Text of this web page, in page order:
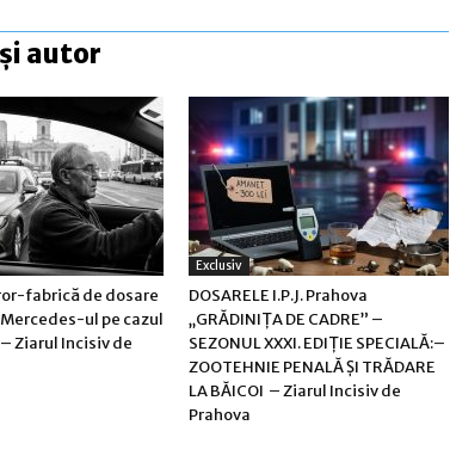
autor
fabrică de dosare
ul pe cazul
Ziarul Incisiv de
Exclusiv
DOSARELE I.P.J. Prahova
„GRĂDINIȚA DE CADRE” –
SEZONUL XXXI. EDIȚIE SPECIALĂ:–
ZOOTEHNIE PENALĂ ȘI TRĂDARE
LA BĂICOI – Ziarul Incisiv de
Prahova